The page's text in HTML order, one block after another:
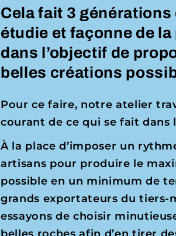
Cela fait 3 générations
étudie et façonne de
dans l’objectif de
belles créations
Pour ce faire, notre atelier
courant de ce qui se fait dans
À la place d’imposer un
artisans pour produire le
possible en un minimum de
grands exportateurs du tiers-
essayons de choisir